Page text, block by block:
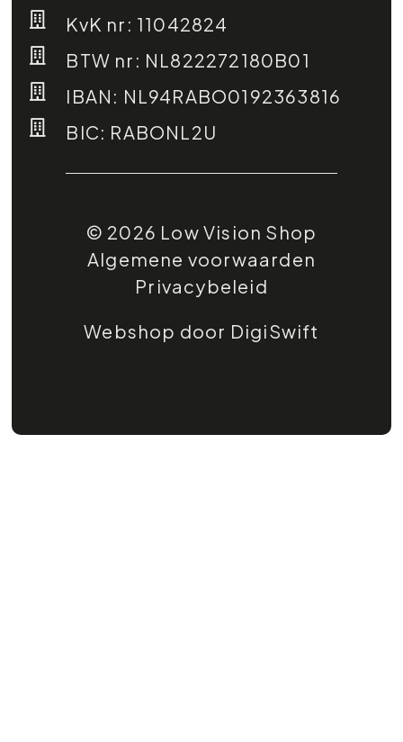
KvK nr: 11042824
BTW nr: NL822272180B01
IBAN: NL94RABO0192363816
BIC: RABONL2U
© 2026 Low Vision Shop
Algemene voorwaarden
Privacybeleid
Webshop door DigiSwift